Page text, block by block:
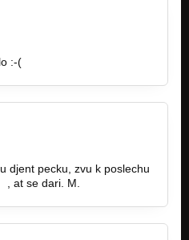
:-(
djent pecku, zvu k poslechu
, at se dari. M.